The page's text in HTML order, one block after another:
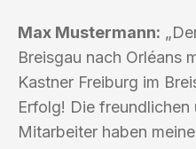
Max Mustermann:
Breisgau nach Orléans
Kastner Freiburg im
Erfolg! Die
Mitarbeiter haben